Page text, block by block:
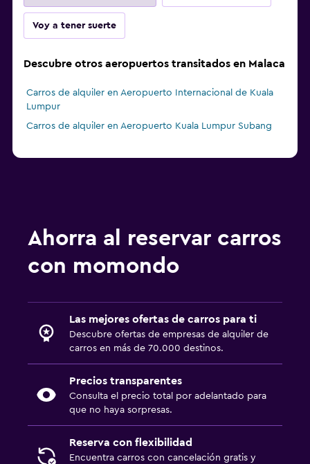
Voy a tener suerte
Descubre otros aeropuertos transitados en Malaca
Carros de alquiler en Aeropuerto Internacional de Kuala
Lumpur
Carros de alquiler en Aeropuerto Kuala Lumpur Subang
Ahorra al reservar carros
con momondo
Las mejores ofertas de carros para ti
Descubre ofertas de empresas de alquiler de
carros en más de 70.000 destinos.
Precios transparentes
Consulta el precio total por adelantado para
que no haya sorpresas.
Reserva con flexibilidad
Encuentra carros con cancelación gratis y